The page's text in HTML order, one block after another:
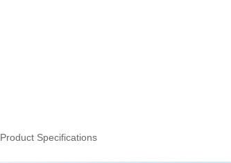
Product Specifications